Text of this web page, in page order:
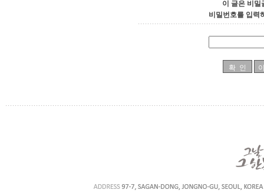
이 글은 비밀
비밀번호를 입력